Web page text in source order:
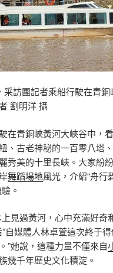
采訪團記者乘船行駛在青
劉明洋 攝
在青銅峽黃河大峽谷中，
、古老神秘的一百零八塔
秀美的十里長峽。大家紛
舞蹈場地風光，介紹“舟行
。
見過黃河，心中充滿好奇
自媒體人林卓萱這次終于
”她說，這種力量不僅來自
幾千年歷史文化積淀。